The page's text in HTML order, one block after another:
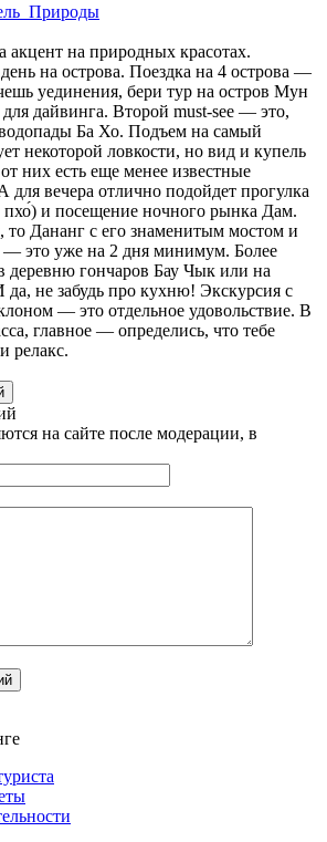
акцент на природных красотах.
на острова. Поездка на 4 острова —
уединения, бери тур на остров Мун
дайвинга. Второй must-see — это,
Ба Хо. Подъем на самый
некоторой ловкости, но вид и купель
них есть еще менее известные
для вечера отлично подойдет прогулка
и посещение ночного рынка Дам.
то Дананг с его знаменитым мостом и
это уже на 2 дня минимум. Более
деревню гончаров Бау Чык или на
не забудь про кухню! Экскурсия с
— это отдельное удовольствие. В
главное — определись, что тебе
релакс.
на сайте после модерации, в